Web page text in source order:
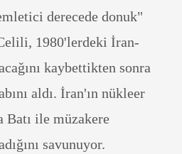
derecede donuk"
1980'lerdeki İran-
kaybettikten sonra
aldı. İran'ın nükleer
Batı ile müzakere
savunuyor.